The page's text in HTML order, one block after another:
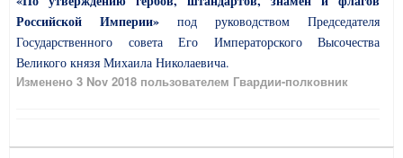
Российской Империи» под руководством Председателя
Государственного совета Его Императорского Высочества
Великого князя Михаила Николаевича.
Изменено 3 Nov 2018 пользователем Гвардии-полковник